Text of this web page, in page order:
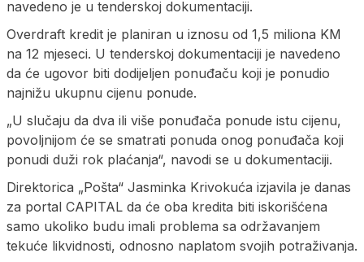
navedeno je u tenderskoj dokumentaciji.
Overdraft kredit je planiran u iznosu od 1,5 miliona KM
na 12 mjeseci. U tenderskoj dokumentaciji je navedeno
da će ugovor biti dodijeljen ponuđaču koji je ponudio
najnižu ukupnu cijenu ponude.
„U slučaju da dva ili više ponuđača ponude istu cijenu,
povoljnijom će se smatrati ponuda onog ponuđača koji
ponudi duži rok plaćanja“, navodi se u dokumentaciji.
Direktorica „Pošta“ Jasminka Krivokuća izjavila je danas
za portal CAPITAL da će oba kredita biti iskorišćena
samo ukoliko budu imali problema sa održavanjem
tekuće likvidnosti, odnosno naplatom svojih potraživanja.